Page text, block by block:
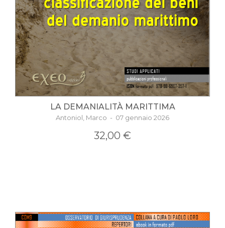
LA DEMANIALITÀ MARITTIMA
Antoniol, Marco - 07 gennaio 2026
32,00 €